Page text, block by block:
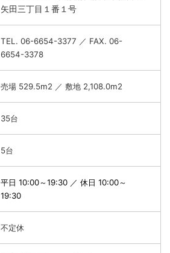
矢田三丁目１番１号
TEL. 06-6654-3377 ／ FAX. 06-
6654-3378
売場 529.5m2 ／ 敷地 2,108.0m2
35台
5台
平日 10:00～19:30 ／ 休日 10:00～
19:30
不定休